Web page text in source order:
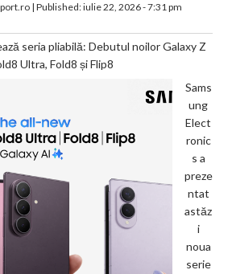
| Published:iulie 22, 2026 - 7:31 pm
seria pliabilă: Debutul noilor Galaxy Z
Ultra, Fold8 și Flip8
Sams
ung
Elect
ronic
s a
preze
ntat
astăz
i
noua
serie